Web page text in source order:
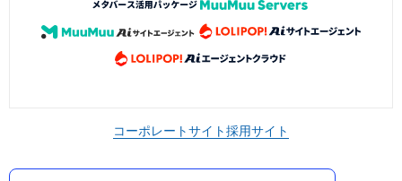
コーポレートサイト採用サイト